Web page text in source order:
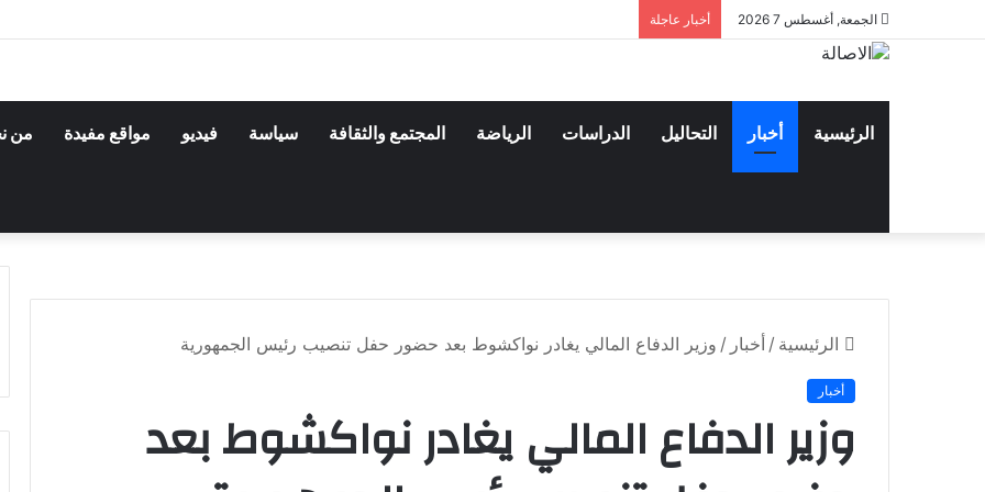
الجمعة, أغسطس 7 2026 أخبار عاجلة
الرئيسية أخبار التحاليل الدراسات الرياضة المجتمع والثقافة سياسة فيديو مواقع مفيدة من
الرئيسية / أخبار / وزير الدفاع المالي يغادر نواكشوط بعد حضور حفل تنصيب رئيس الجمهورية
أخبار
وزير الدفاع المالي يغادر نواكشوط بعد